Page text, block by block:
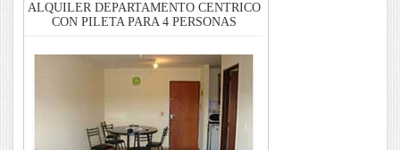
ALQUILER DEPARTAMENTO CENTRICO
CON PILETA PARA 4 PERSONAS